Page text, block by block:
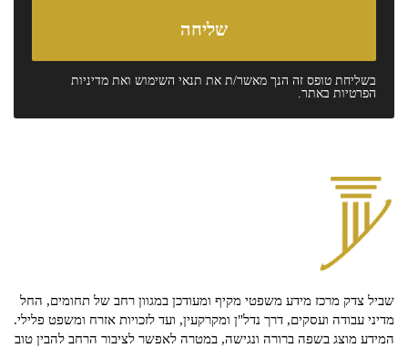
בשליחת טופס זה הנך מאשר/ת את תנאי השימוש ואת מדיניות
הפרטיות באתר.
שביל צדק מרכז מידע משפטי מקיף ומעודכן במגוון רחב של תחומים, החל
מדיני עבודה ועסקים, דרך נדל"ן ומקרקעין, ועד לזכויות אזרח ומשפט פלילי.
המידע מוצג בשפה ברורה ונגישה, במטרה לאפשר לציבור הרחב להבין טוב